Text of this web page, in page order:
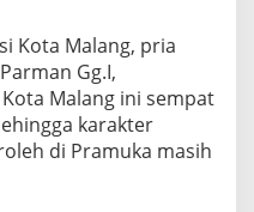
Kota Malang, pria
Gg.I,
Malang ini sempat
karakter
di Pramuka masih